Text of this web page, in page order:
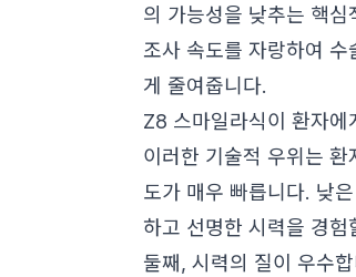
의 가능성을 낮추는 핵
조사 속도를 자랑하여
게 줄여줍니다.
Z8 스마일라식이 환자에
이러한 기술적 우위는
도가 매우 빠릅니다. 낮
하고 선명한 시력을 경
둘째, 시력의 질이 우수